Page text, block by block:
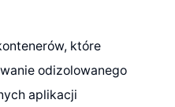
które
odizolowanego
aplikacji